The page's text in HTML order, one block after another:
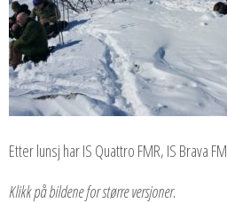
Etter lunsj har IS Quattro FMR, IS Brava
Klikk på bildene for større versjoner.